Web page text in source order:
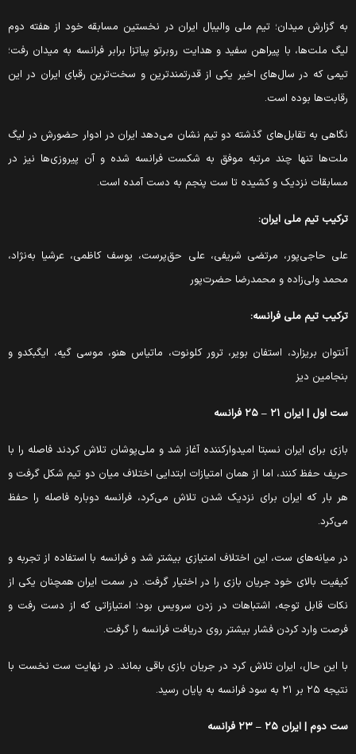
گزارش میدان؛ تیم ملی والیبال ایران در نخستین مسابقه خود از هفته دوم
ملت‌ها، با پیراهن سفید و هدایت روبرتو پیاتزا برابر فرانسه به میدان رفت؛
که در سال‌های اخیر یکی از قدرتمندترین و سخت‌ترین رقبای ایران در این
بوده است.
به تقابل‌های گذشته دو تیم نشان می‌دهد ایران در ادوار حضورش در لیگ
تنها چند مرتبه موفق به شکست فرانسه شده و آن پیروزی‌ها نیز در
نزدیک و کشیده تا ست پنجم به دست آمده است.
تیم ملی ایران:
حاجی‌پور، مرتضی شریفی، علی حق‌پرست، یوسف کاظمی، عرشیا به‌نژاد،
ولی‌زاده و محمدرضا حضرت‌پور
تیم ملی فرانسه:
بریزارد، استفان بویر، ترور کلونوت، ماتیاس هنو، موسی گیه، ایگبکدو و
دیز
اول | ایران ۲۱ – ۲۵ فرانسه
برای ایران نسبتا امیدوارکننده آغاز شد و ملی‌پوشان تلاش کردند فاصله را با
حفظ کنند، اما از همان امتیازات ابتدایی اختلاف میان دو تیم شکل گرفت و
بار که ایران برای نزدیک شدن تلاش می‌کرد، فرانسه دوباره فاصله را حفظ
میانه‌های ست، این اختلاف امتیازی بیشتر شد و فرانسه با استفاده از تجربه و
بالای خود جریان بازی را در اختیار گرفت. در سمت ایران همچنان یکی از
قابل توجه، اشتباهات در زدن سرویس بود؛ امتیازاتی که از دست رفت و
وارد کردن فشار بیشتر روی دریافت فرانسه را گرفت.
این حال، ایران تلاش کرد در جریان بازی باقی بماند. در نهایت ست نخست با
بر ۲۱ به سود فرانسه به پایان رسید.
دوم | ایران ۲۵ – ۲۳ فرانسه